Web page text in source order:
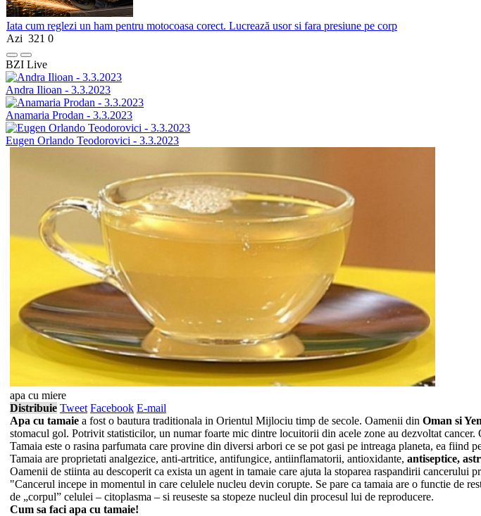
Iata cum reglezi un ham pentru motocoasa corect. Lucrează usor si fara presiune pe corp
Azi 321 0
BZI Live
Andra Ilioan - 3.3.2023
Anamaria Prodan - 3.3.2023
Eugen Orlando Teodorovici - 3.3.2023
apa cu miere
Distribuie Tweet Facebook E-mail
Apa cu tamaie a fost o bautura traditionala in Orientul Mijlociu timp de secole. Oamenii din Oman si
stomacul gol. Potrivit statisticilor, un numar foarte mic dintre locuitorii din acele zone au dezvoltat cancer.
Tamaia este o rasina parfumata care provine din diversi arbori ce se pot gasi pe intreaga planeta, ea
Tamaia are proprietati analgezice, anti-artritice, antifungice, antiinflamatorii, antioxidante, antiseptice,
Oamenii de stiinta au descoperit ca exista un agent in tamaie care ajuta la stoparea raspandirii cancerului
"Cancerul incepe in momentul in care celulele nucleu devin corupte. Se pare ca tamaia are o functie de
de „corpul” celulei – citoplasma – si reuseste sa stopeze nucleul din procesul lui de reproducere.
Cum sa faci apa cu tamaie!